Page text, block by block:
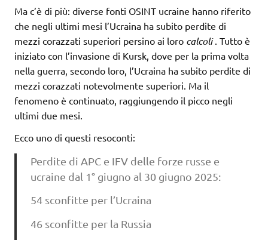
Ma c’è di più: diverse fonti OSINT ucraine hanno riferito
che negli ultimi mesi l’Ucraina ha subito perdite di
mezzi corazzati superiori persino ai loro calcoli. Tutto è
iniziato con l’invasione di Kursk, dove per la prima volta
nella guerra, secondo loro, l’Ucraina ha subito perdite di
mezzi corazzati notevolmente superiori. Ma il
fenomeno è continuato, raggiungendo il picco negli
ultimi due mesi.
Ecco uno di questi resoconti:
Perdite di APC e IFV delle forze russe e
ucraine dal 1° giugno al 30 giugno 2025:
54 sconfitte per l’Ucraina
46 sconfitte per la Russia